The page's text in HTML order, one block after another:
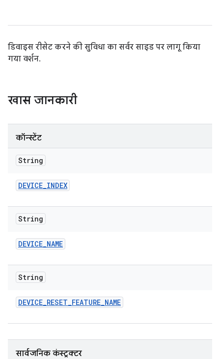
डिवाइस रीसेट करने की सुविधा का सर्वर साइड पर लागू किया
गया वर्शन.
खास जानकारी
कॉन्स्टेंट
String
DEVICE_INDEX
String
DEVICE_NAME
String
DEVICE_RESET_FEATURE_NAME
सार्वजनिक कंस्ट्रक्टर